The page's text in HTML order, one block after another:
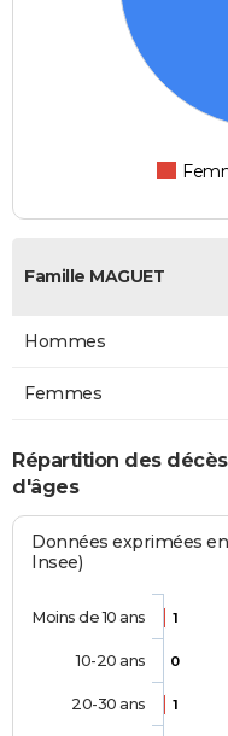
Famille MAGUET
Hommes
Femmes
Répartition des
d'âges
Données exprimées
Insee)
1
0
1
Moins de 10 ans
10-20 ans
20-30 ans